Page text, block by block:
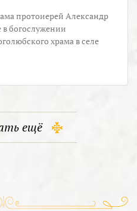
протоиерей Александр
богослужении
храма в селе
ещё